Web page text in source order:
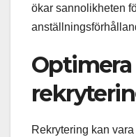
ökar sannolikheten
Optimera
Rekrytering kan